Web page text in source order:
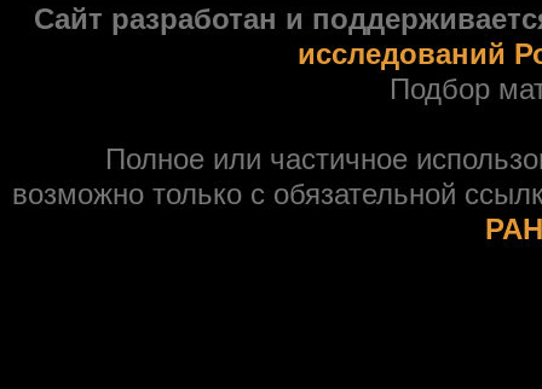
Сайт разработан и
исследований
Подбор
Полное или частичное
возможно только с обязательной